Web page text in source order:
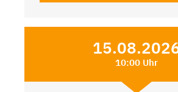
10:00 Uhr